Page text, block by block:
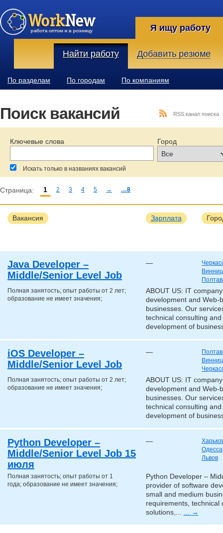
Я ищу работу
Найти работу Добавить резюме
По разделам По городам По компаниям
Поиск вакансий
Ключевые слова Город
Искать только в названиях вакансий
За последние: Зарплата:
RSS канал поиска
Страница: 1 2 3 4 5 → …8
Вакансия Зарплата
Java Developer –
Middle/Senior Level Job
—
Полная занятость; опыт работы от 2 лет;
образование не имеет значения;
ABOUT US: IT
development and Web-
businesses. Our
technical consulting
development of
iOS Developer –
Middle/Senior Level Job
—
Полная занятость; опыт работы от 2 лет;
образование не имеет значения;
ABOUT US: IT
development and Web-
businesses. Our
technical consulting
development of
Python Developer –
Middle/Senior Level Job 15
июля
—
Одесса
Львов
Полная занятость; опыт работы от 1
года; образование не имеет значения;
Python Developer –
provider of software
small and medium
requirements, technical
solutions,... ... →